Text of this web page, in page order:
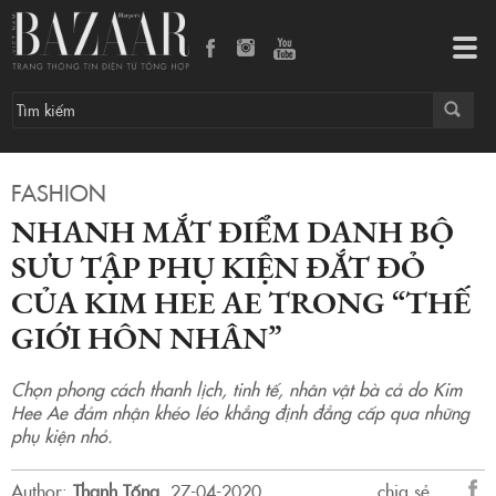
FASHION
NHANH MẮT ĐIỂM DANH BỘ
SƯU TẬP PHỤ KIỆN ĐẮT ĐỎ
CỦA KIM HEE AE TRONG “THẾ
GIỚI HÔN NHÂN”
Chọn phong cách thanh lịch, tinh tế, nhân vật bà cả do Kim
Hee Ae đảm nhận khéo léo khẳng định đẳng cấp qua những
phụ kiện nhỏ.
Author: Thanh Tống. 27-04-2020.
chia sẻ